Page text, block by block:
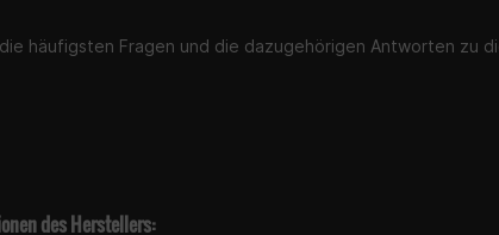
häufigsten Fragen und die dazugehörigen Antworten zu
des Herstellers: